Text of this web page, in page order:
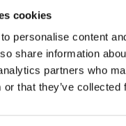
cookies
personalise content
share information
partners who
or that they’ve